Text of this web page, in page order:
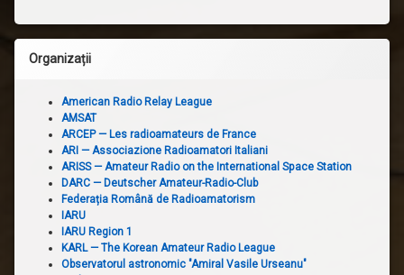
Organizații
American Radio Relay League
AMSAT
ARCEP — Les radioamateurs de France
ARI — Associazione Radioamatori Italiani
ARISS — Amateur Radio on the International Space Station
DARC — Deutscher Amateur-Radio-Club
Federația Română de Radioamatorism
IARU
IARU Region 1
KARL — The Korean Amateur Radio League
Observatorul astronomic "Amiral Vasile Urseanu"